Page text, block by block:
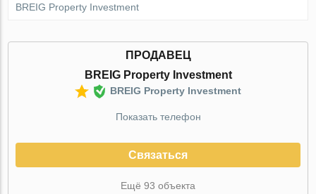
BREIG Property Investment
ПРОДАВЕЦ
BREIG Property Investment
BREIG Property Investment
Показать телефон
Связаться
Ещё 93 объекта